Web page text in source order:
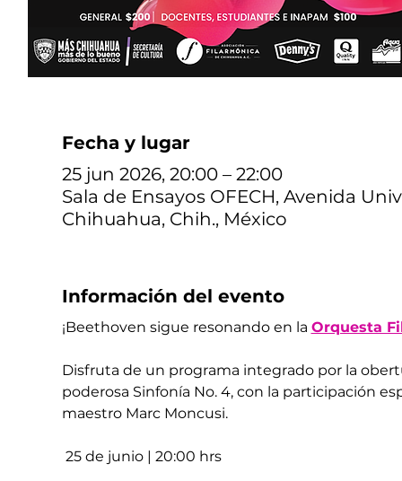
Fecha y lugar
25 jun 2026, 20:00 – 22:00
Sala de Ensayos OFECH, Avenida
Chihuahua, Chih., México
Información del evento
¡Beethoven sigue resonando en la Orquesta
Disfruta de un programa integrado por la
poderosa Sinfonía No. 4, con la participación
maestro Marc Moncusi.
25 de junio | 20:00 hrs